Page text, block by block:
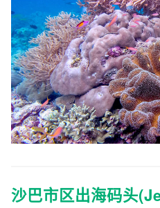
沙巴市区出海码头